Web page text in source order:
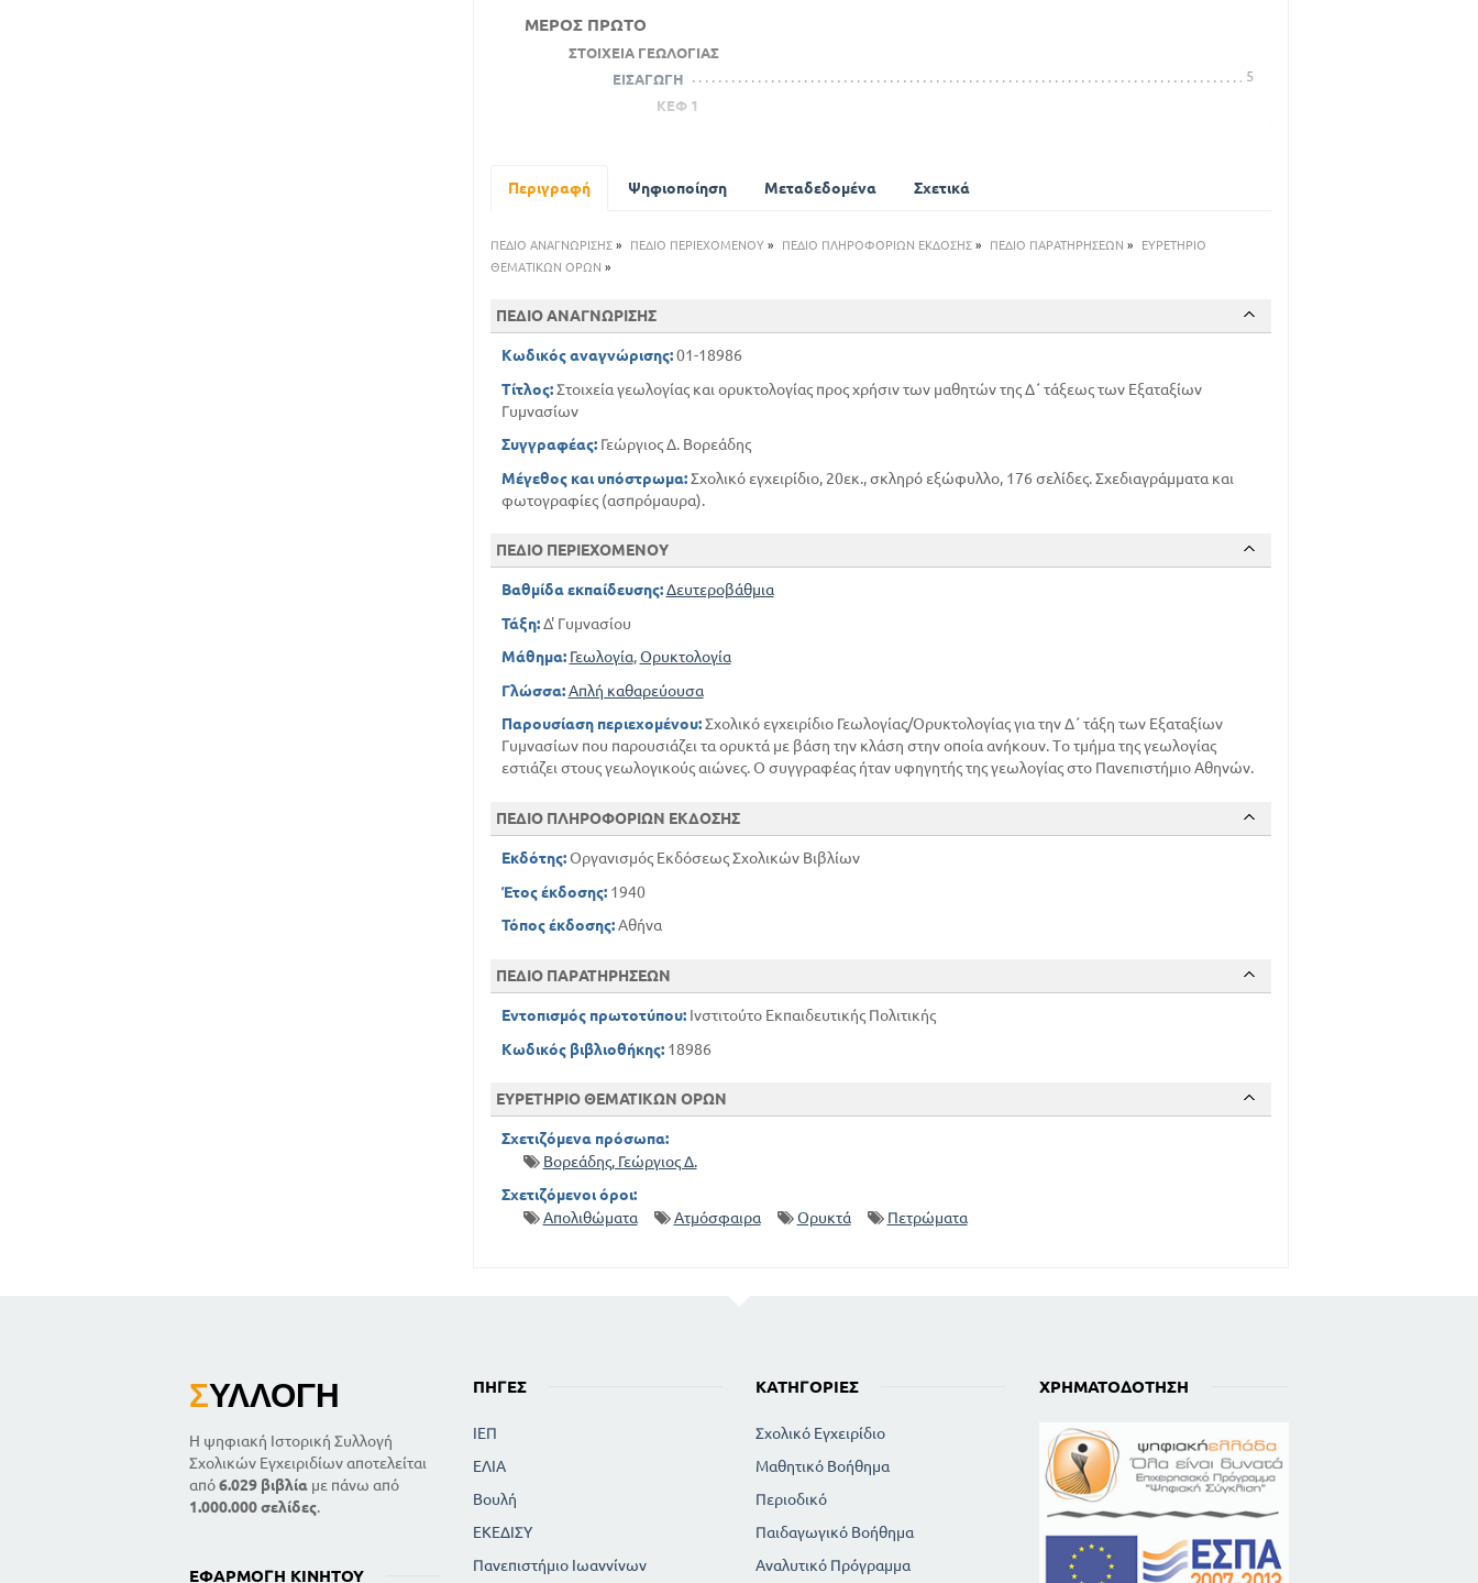
ΜΕΡΟΣ ΠΡΩΤΟ
ΣΤΟΙΧΕΙΑ ΓΕΩΛΟΓΙΑΣ
ΕΙΣΑΓΩΓΗ
5
ΚΕΦ 1
Β. ΕΣΩΤΕΡΙΚΟΙ ΠΑΡΑΓΟΝΤΕΣ
ΠΕΤΡΩΜΑΤΑ
79
ΚΕΦ 3
ΑΠΟΛΙΘΩΜΑΤΑ
ΤΑ ΑΠΟΛΙΘΩΜΑΤΑ ΩΣ ΜΕΣΟ ΠΡΟΣΔΙΟΡΙΣΜΟΥ ΤΗΣ ΗΛΙΚΙΑΣ ΤΩΝ
ΚΕΦ 4
ΓΕΩΛΟΓΙΚΟΙ ΑΙΩΝΕΣ
Γ. ΜΕΣΟΖΩΙΚΟΣ ΑΙΩΝΑΣ 108
Δ. ΚΑΙΝΟΖΩΙΚΟΣ ΑΙΩΝΑΣ
Α. ΓΕΩΛΟΓΙΚΗ ΙΣΤΟΡΙΑ ΤΗΣ ΒΑΛΚΑΝΙΚΗΣ ΚΑΙ ΙΔΙΩΣ ΤΗΣ ΕΛΛΑΔΟΣ - ΓΕΩΛΟΓΙΚΗ
ΙΣΤΟΡΙΑ ΤΗΣ ΓΗΣ
ΜΕΡΟΣ ΔΕΥΤΕΡΟ
ΣΤΟΙΧΕΙΑ ΟΡΥΚΤΟΛΟΓΙΑΣ
ΚΕΦ 1
ΓΝΩΡΙΣΜΑΤΑ ΤΩΝ ΟΡΥΚΤΩΝ 130
ΚΕΦ 2
ΕΙΔΙΚΗ ΟΡΥΚΤΟΛΟΓΙΑ
ΔΕΥΤΕΡΗ ΚΛΑΣΗ - ΟΡΥΚΤΕΣ ΕΝΩΣΕΙΣ ΣΤΟΙΧΕΙΩΝ ΜΕ ΘΕΙΟΝ
ΑΝΘΡΑΚΙΚΑ - ΘΕΙΙΚΑ - ΦΩΣΦΟΡΙΚΑ - ΠΥΡΙΤΙΚΑ -
ΠΕΜΠΤΗ ΚΛΑΣΗ - ΟΡΥΚΤΕΣ ΟΡΓΑΝΙΚΕΣ ΕΝΩΣΕΙΣ
169
Περιγραφή Ψηφιοποίηση Μεταδεδομένα Σχετικά
ΠΕΔΙΟ ΑΝΑΓΝΩΡΙΣΗΣ» ΠΕΔΙΟ ΠΕΡΙΕΧΟΜΕΝΟΥ» ΠΕΔΙΟ ΠΛΗΡΟΦΟΡΙΩΝ ΕΚΔΟΣΗΣ» ΠΕΔΙΟ ΠΑΡΑΤΗΡΗΣΕΩΝ »
ΕΥΡΕΤΗΡΙΟ
ΘΕΜΑΤΙΚΩΝ ΟΡΩΝ »
ΠΕΔΙΟ ΑΝΑΓΝΩΡΙΣΗΣ
Κωδικός αναγνώρισης:01-18986
Τίτλος:Στοιχεία γεωλογίας και ορυκτολογίας προς χρήσιν των μαθητών της Δ΄ τάξεως των Εξαταξίων
Γυμνασίων
Συγγραφέας:Γεώργιος Δ. Βορεάδης
Μέγεθος και υπόστρωμα:Σχολικό εγχειρίδιο, 20εκ., σκληρό εξώφυλλο, 176 σελίδες. Σχεδιαγράμματα και
φωτογραφίες (ασπρόμαυρα).
ΠΕΔΙΟ ΠΕΡΙΕΧΟΜΕΝΟΥ
Βαθμίδα εκπαίδευσης: Δευτεροβάθμια
Τάξη:Δ' Γυμνασίου
Μάθημα: Γεωλογία,Ορυκτολογία
Γλώσσα: Απλή καθαρεύουσα
Παρουσίαση περιεχομένου:Σχολικό εγχειρίδιο Γεωλογίας/Ορυκτολογίας για την Δ΄ τάξη των Εξαταξίων
Γυμνασίων που παρουσιάζει τα ορυκτά με βάση την κλάση στην οποία ανήκουν. Το τμήμα της γεωλογίας
εστιάζει στους γεωλογικούς αιώνες. Ο συγγραφέας ήταν υφηγητής της γεωλογίας στο Πανεπιστήμιο Αθηνών.
ΠΕΔΙΟ ΠΛΗΡΟΦΟΡΙΩΝ ΕΚΔΟΣΗΣ
Εκδότης:Οργανισμός Εκδόσεως Σχολικών Βιβλίων
Έτος έκδοσης:1940
Τόπος έκδοσης:Αθήνα
ΠΕΔΙΟ ΠΑΡΑΤΗΡΗΣΕΩΝ
Εντοπισμός πρωτοτύπου:Ινστιτούτο Εκπαιδευτικής Πολιτικής
Κωδικός βιβλιοθήκης:18986
ΕΥΡΕΤΗΡΙΟ ΘΕΜΑΤΙΚΩΝ ΟΡΩΝ
Σχετιζόμενα πρόσωπα:
Βορεάδης, Γεώργιος Δ.
Σχετιζόμενοι όροι:
Απολιθώματα
Ατμόσφαιρα Ορυκτά Πετρώματα
ΣΥΛΛΟΓΉ
Η ψηφιακή Ιστορική Συλλογή
Σχολικών Εγχειριδίων αποτελείται
από6.029 βιβλία με πάνω από
1.000.000 σελίδες.
ΕΦΑΡΜΟΓΉ ΚΙΝΗΤΟΎ
ΠΗΓΈΣ
ΙΕΠ
ΕΛΙΑ
Βουλή
ΕΚΕΔΙΣΥ
Πανεπιστήμιο Ιωαννίνων
ΚΑΤΗΓΟΡΊΕΣ
Σχολικό Εγχειρίδιο
Μαθητικό Βοήθημα
Περιοδικό
Παιδαγωγικό Βοήθημα
Αναλυτικό Πρόγραμμα
ΧΡΗΜΑΤΟΔΌΤΗΣΗ